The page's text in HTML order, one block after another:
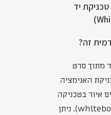
יד
זה?
מתוך סרט
האנימציה
איור בטכניקה
של יד רושמת (whiteboard). ניתן